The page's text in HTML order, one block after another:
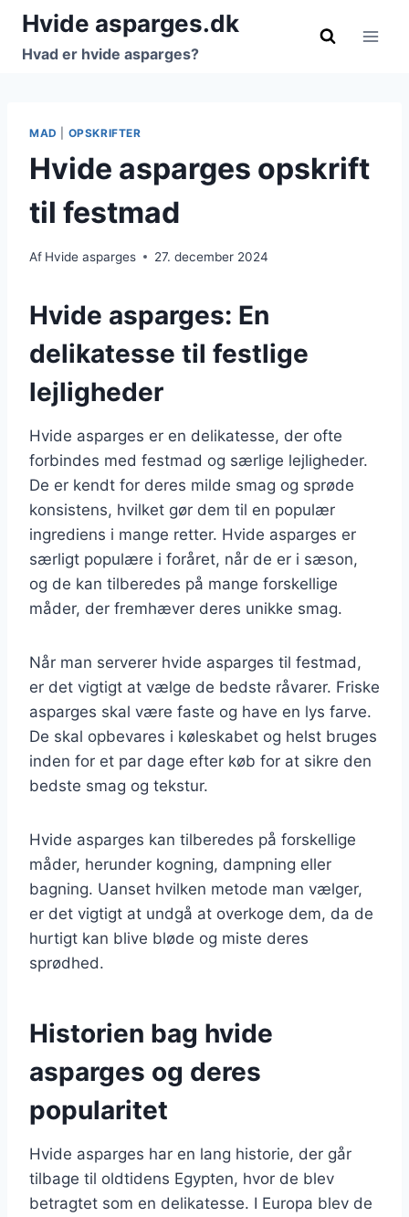
Fortsæt
indhold
Hvide asparges.dk
Hvad er hvide asparges?
MAD OPSKRIFTER
Hvide asparges opskrift
til festmad
Af Hvide asparges 27. december 2024
Hvide asparges: En
delikatesse til festlige
lejligheder
Hvide asparges er en delikatesse, der ofte
forbindes med festmad og særlige lejligheder.
De er kendt for deres milde smag og sprøde
konsistens, hvilket gør dem til en populær
ingrediens i mange retter. Hvide asparges er
særligt populære i foråret, når de er i sæson,
og de kan tilberedes på mange forskellige
måder, der fremhæver deres unikke smag.
Når man serverer hvide asparges til festmad,
er det vigtigt at vælge de bedste råvarer. Friske
asparges skal være faste og have en lys farve.
De skal opbevares i køleskabet og helst bruges
inden for et par dage efter køb for at sikre den
bedste smag og tekstur.
Hvide asparges kan tilberedes på forskellige
måder, herunder kogning, dampning eller
bagning. Uanset hvilken metode man vælger,
er det vigtigt at undgå at overkoge dem, da de
hurtigt kan blive bløde og miste deres
sprødhed.
Historien bag hvide
asparges og deres
popularitet
Hvide asparges har en lang historie, der går
tilbage til oldtidens Egypten, hvor de blev
betragtet som en delikatesse. I Europa blev de